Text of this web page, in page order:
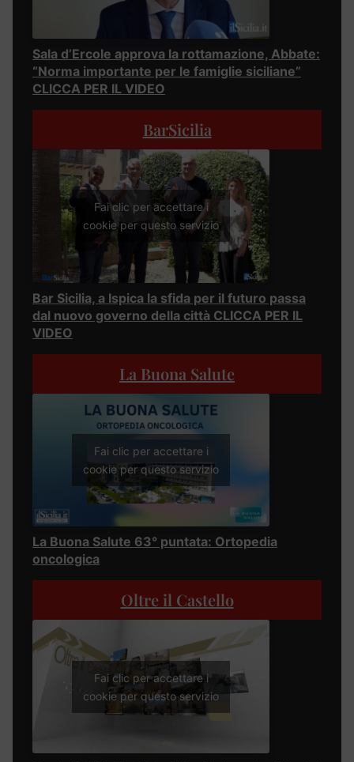
Sala d’Ercole approva la rottamazione, Abbate:
“Norma importante per le famiglie siciliane”
CLICCA PER IL VIDEO
BarSicilia
Fai clic per accettare i
cookie per questo servizio
Bar Sicilia, a Ispica la sfida per il futuro passa
dal nuovo governo della città CLICCA PER IL
VIDEO
La Buona Salute
Fai clic per accettare i
cookie per questo servizio
La Buona Salute 63° puntata: Ortopedia
oncologica
Oltre il Castello
Fai clic per accettare i
cookie per questo servizio